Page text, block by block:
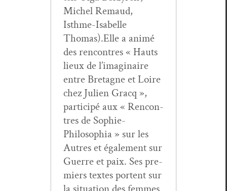
Michel Remaud,
Isthme-Isabelle
Thomas).Elle a ani­mé
des ren­con­tres « Hauts
lieux de l’imaginaire
entre Bre­tagne et Loire
chez Julien Gracq »,
par­ticipé aux « Ren­con­
tres de Sophie-
Philosophia » sur les
Autres et égale­ment sur
Guerre et paix. Ses pre­
miers textes por­tent sur